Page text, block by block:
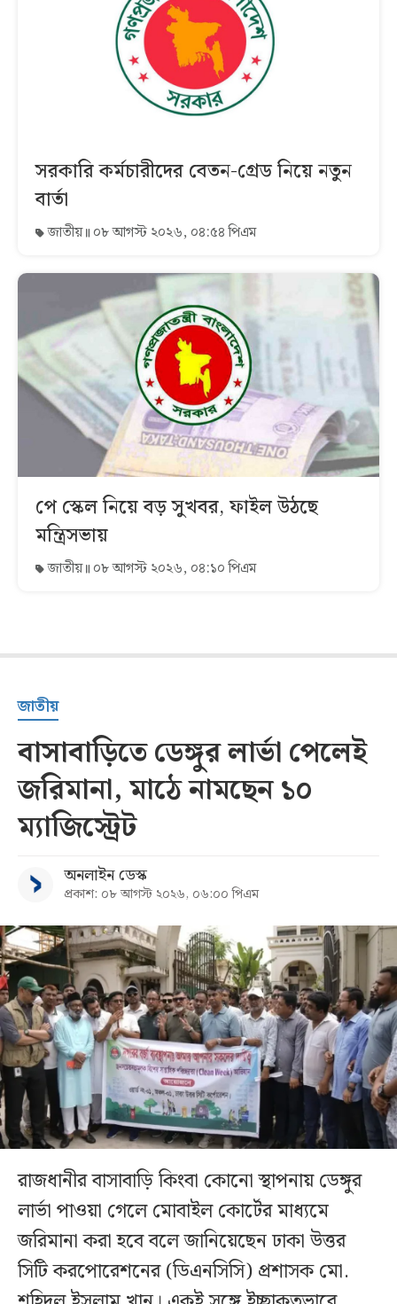
সরকারি কর্মচারীদের বেতন-গ্রেড নিয়ে নতুন
বার্তা
জাতীয় ০৮ আগস্ট ২০২৬, ০৪:৫৪ পিএম
পে স্কেল নিয়ে বড় সুখবর, ফাইল উঠছে
মন্ত্রিসভায়
জাতীয় ০৮ আগস্ট ২০২৬, ০৪:১০ পিএম
জাতীয়
বাসাবাড়িতে ডেঙ্গুর লার্ভা পেলেই
জরিমানা, মাঠে নামছেন ১০
ম্যাজিস্ট্রেট
অনলাইন ডেস্ক
প্রকাশ: ০৮ আগস্ট ২০২৬, ০৬:০০ পিএম
রাজধানীর বাসাবাড়ি কিংবা কোনো স্থাপনায় ডেঙ্গুর
লার্ভা পাওয়া গেলে মোবাইল কোর্টের মাধ্যমে
জরিমানা করা হবে বলে জানিয়েছেন ঢাকা উত্তর
সিটি করপোরেশনের (ডিএনসিসি) প্রশাসক মো.